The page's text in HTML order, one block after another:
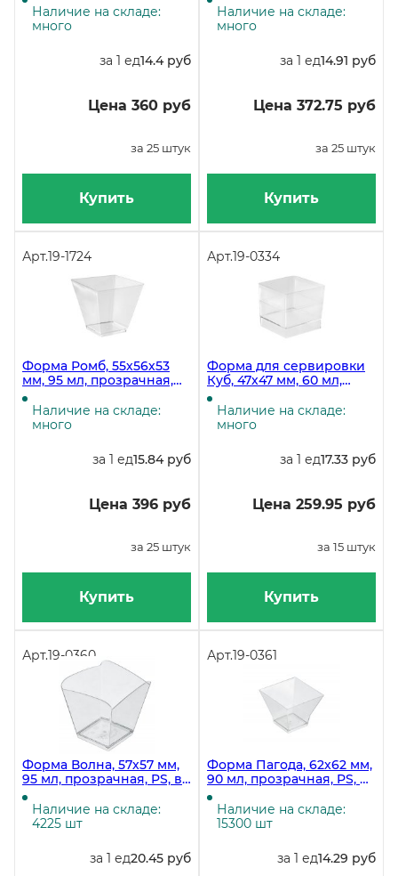
коробке 500 штук
Наличие на складе:
много
за 1 ед14.4 руб
Цена 360 руб
за 25 штук
Купить
упаковке 25 штук, в
коробке 500 штук
Наличие на складе:
много
за 1 ед14.91 руб
Цена 372.75 руб
за 25 штук
Купить
Арт.19-1724
Форма Ромб, 55х56х53
мм, 95 мл, прозрачная,
PS, в упаковке 25 штук, в
коробке 500 штук
Наличие на складе:
много
за 1 ед15.84 руб
Цена 396 руб
за 25 штук
Купить
Арт.19-0334
Форма для сервировки
Куб, 47х47 мм, 60 мл,
прозрачная, PS, 15 штук
Наличие на складе:
много
за 1 ед17.33 руб
Цена 259.95 руб
за 15 штук
Купить
Арт.19-0360
Форма Волна, 57х57 мм,
95 мл, прозрачная, PS, в
упаковке 25 штук, в
коробке 500 штук
Наличие на складе:
4225 шт
за 1 ед20.45 руб
Арт.19-0361
Форма Пагода, 62х62 мм,
90 мл, прозрачная, PS, в
упаковке 25 штук, в
коробке 500 штуки
Наличие на складе:
15300 шт
за 1 ед14.29 руб